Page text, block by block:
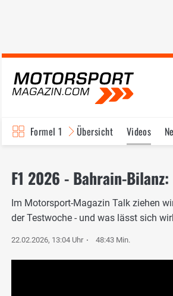
Formel 1 Übersicht Videos
F1 2026 - Bahrain-
Im Motorsport-Magazin Talk ziehen
der Testwoche - und was lässt sich
22.02.2026, 13:04 Uhr 48:43 Min.